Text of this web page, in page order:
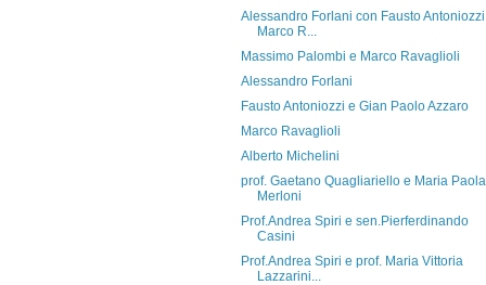
Alessandro Forlani con Fausto Antoniozzi
Marco R...
Massimo Palombi e Marco Ravaglioli
Alessandro Forlani
Fausto Antoniozzi e Gian Paolo Azzaro
Marco Ravaglioli
Alberto Michelini
prof. Gaetano Quagliariello e Maria Paola
Merloni
Prof.Andrea Spiri e sen.Pierferdinando
Casini
Prof.Andrea Spiri e prof. Maria Vittoria
Lazzarini...